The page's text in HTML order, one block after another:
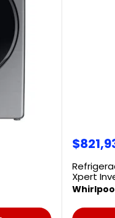
$821,
Xpert Inverter